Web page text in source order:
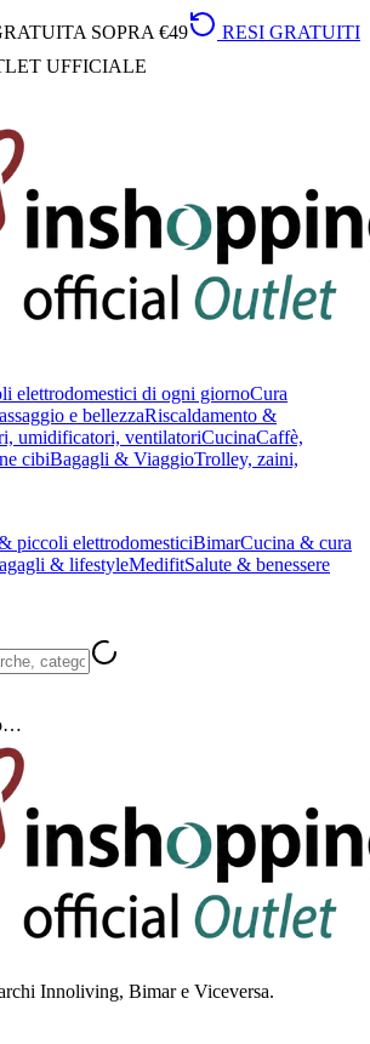
SOPRA €49
RESI GRATUITI
UFFICIALE
elettrodomestici di ogni giornoCura
e bellezzaRiscaldamento &
umidificatori, ventilatoriCucinaCaffè,
cibiBagagli & ViaggioTrolley, zaini,
piccoli elettrodomesticiBimarCucina & cura
& lifestyleMedifitSalute & benessere
Innoliving, Bimar e Viceversa.